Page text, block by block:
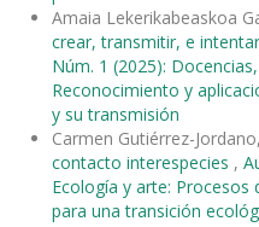
Amaia Lekerikabeaskoa
crear, transmitir, e
Núm. 1 (2025):
Reconocimiento y
y su transmisión
Carmen Gutiérrez-
contacto interespecies ,
Ecología y arte: Procesos
para una transición